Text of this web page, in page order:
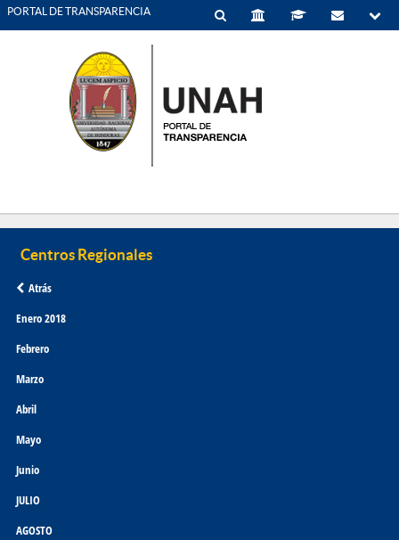
PORTAL DE TRANSPARENCIA
Atrás
Enero 2018
Febrero
Marzo
Abril
Mayo
Junio
JULIO
AGOSTO